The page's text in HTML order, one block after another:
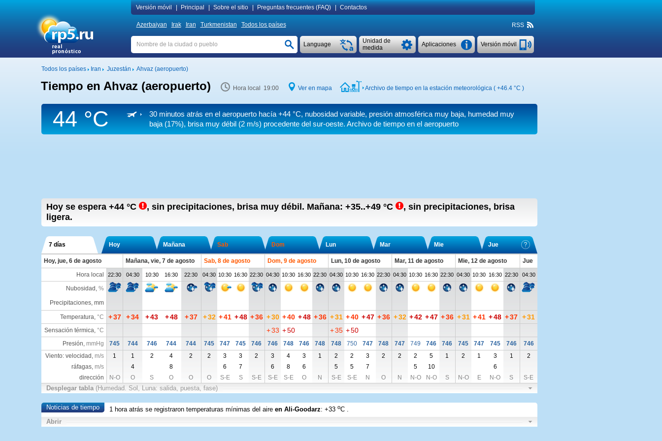
Versión móvil Principal Sobre el sitio Preguntas frecuentes (FAQ) Contactos
Azerbaiyan Irak Iran Turkmenistan Todos los países RSS
Versión móvil
Aplicaciones
Unidad de
medida
Language
Todos los países Iran Juzestán Ahvaz (aeropuerto)
Tiempo en Ahvaz (aeropuerto) Hora local 19:00 Ver en mapa Archivo de tiempo en la estación meteorológica ( +46.4 °C )
44 °C 30 minutos atrás en el aeropuerto hacía +44 °C, nubosidad variable, presión atmosférica muy baja, humedad muy
baja (17%), brisa muy débil(2 m/s) procedente del sur-oeste. Archivo de tiempo en el aeropuerto
Hoy se espera +44 °C , sin precipitaciones, brisa muy débil. Mañana: +35..+49 °C , sin precipitaciones, brisa
ligera.
7 días Hoy Mañana Sab Dom Lun Mar Mie Jue
Hoy, jue, 6 de agosto Mañana, vie, 7 de agosto Sab, 8 de agosto Dom, 9 de agosto Lun, 10 de agosto Mar, 11 de agosto Mie, 12 de agosto
Jue
Hora local
22:30 04:30 10:30 16:30 22:30 04:30 10:30 16:30 22:30 04:30 10:30 16:30 22:30 04:30 10:30 16:30 22:30 04:30 10:30 16:30 22:30 04:30 10:30 16:30 22:30 04:30
Nubosidad , %
Precipitaciones, mm
Temperatura, °C +37 +34 +43 +48 +37 +32 +41 +48 +36 +30 +40 +48 +36 +31 +40 +47 +36 +32 +42 +47 +36 +31 +41 +48 +37 +31
Sensación térmica, °C +33 +50 +35 +50
Presión, mmHg 745 744 746 744 744 745 747 745 746 746 748 746 748 748 750 747 748 747 749 746 746 745 747 745 746
746
Viento: velocidad, m/s 1 1 2 4 2 2 3 3 2 3 4 3 1 2 2 3 2 2 2 5 1 2 1 3 1
2
ráfagas, m/s 4 8 6 7 6 8 6 5 5 7 5 10
6
dirección
N-O O S O O O S-E S S-E S-E S-E O N S-E S-E N O N N-O N-O S N-O E N-O S S-E
Desplegar tabla (Humedad. Sol, Luna: salida, puesta, fase)
Noticias de tiempo 1 hora atrás se registraron temperaturas mínimas del aire en Ali-Goodarz: +33 oC .
Abrir